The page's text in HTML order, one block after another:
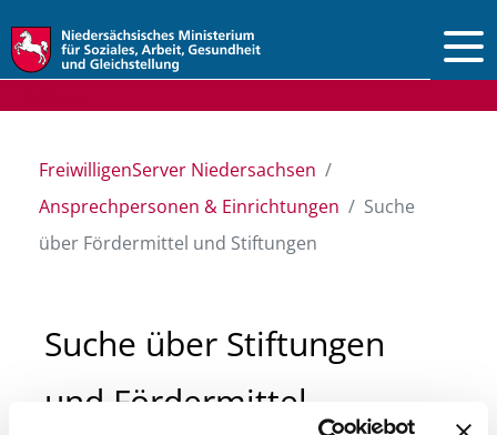
FreiwilligenServer Niedersachsen
Ansprechpersonen & Einrichtungen
Suche
über Fördermittel und Stiftungen
Suche über Stiftungen
und Fördermittel